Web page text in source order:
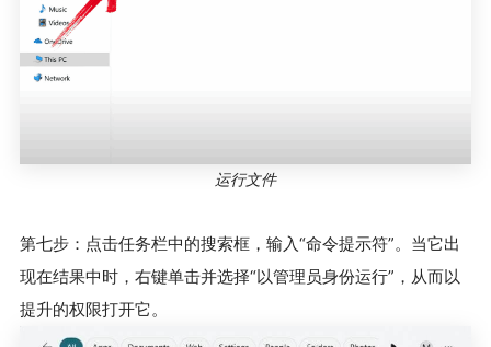
运行文件
第七步：点击任务栏中的搜索框，输入“命令提示符”。当它出
现在结果中时，右键单击并选择“以管理员身份运行”，从而以
提升的权限打开它。